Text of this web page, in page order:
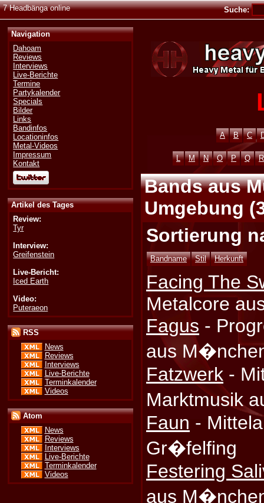
7 Headbänga online Suche:
Navigation
Dahoam
Reviews
Interviews
Live-Berichte
Termine
Partykalender
Specials
Bilder
Links
Bandinfos
Locationinfos
Metal-Videos
Impressum
Kontakt
Artikel des Tages
Review:
Tyr
Interview:
Greifenstein
Live-Bericht:
Iced Earth
Video:
Puteraeon
RSS
News
Reviews
Interviews
Live-Berichte
Terminkalender
Videos
Atom
News
Reviews
Interviews
Live-Berichte
Terminkalender
Videos
A B C
L M N O P Q R
Bands aus
Umgebung
Sortierung
Bandname Stil Herkunft
Facing The
Metalcore
Fagus -
aus
Fatzwerk -
Marktmusik
Faun -
Gr�felfing
Festering
aus